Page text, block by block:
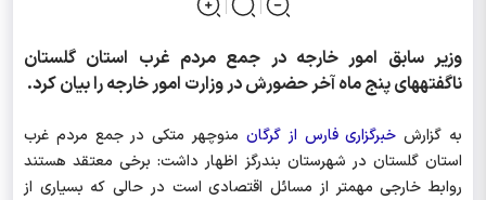
وزیر سابق امور خارجه در جمع مردم غرب استان گلستان
ناگفته‎های پنج ماه آخر حضورش در وزارت امور خارجه را بیان کرد.
به گزارش خبرگزاری فارس از گرگان منوچهر متکی در جمع مردم غرب
استان گلستان در شهرستان بندرگز اظهار داشت: برخی معتقد هستند
روابط خارجی مهمتر از مسائل اقتصادی است در حالی که بسیاری از